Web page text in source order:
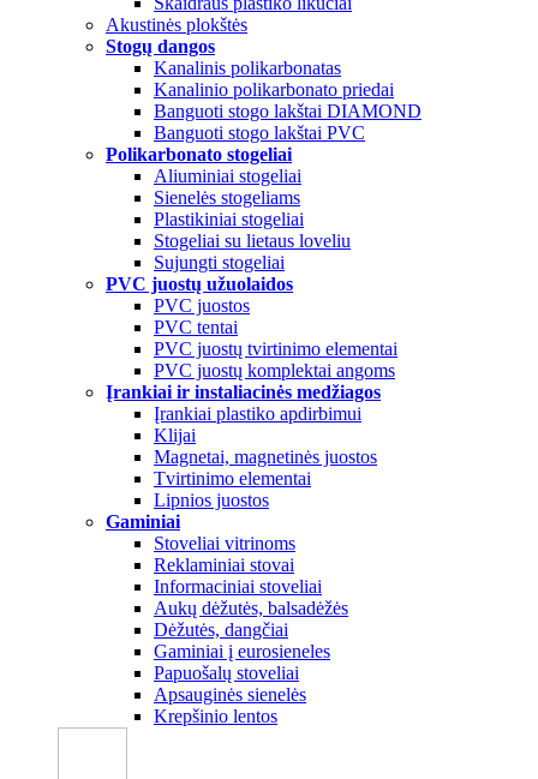
Akustinės plokštės
Stogų dangos
Kanalinis polikarbonatas
Kanalinio polikarbonato priedai
Banguoti stogo lakštai DIAMOND
Banguoti stogo lakštai PVC
Polikarbonato stogeliai
Aliuminiai stogeliai
Sienelės stogeliams
Plastikiniai stogeliai
Stogeliai su lietaus loveliu
Sujungti stogeliai
PVC juostų užuolaidos
PVC juostos
PVC tentai
PVC juostų tvirtinimo elementai
PVC juostų komplektai angoms
Įrankiai ir instaliacinės medžiagos
Įrankiai plastiko apdirbimui
Klijai
Magnetai, magnetinės juostos
Tvirtinimo elementai
Lipnios juostos
Gaminiai
Stoveliai vitrinoms
Reklaminiai stovai
Informaciniai stoveliai
Aukų dėžutės, balsadėžės
Dėžutės, dangčiai
Gaminiai į eurosieneles
Papuošalų stoveliai
Apsauginės sienelės
Krepšinio lentos